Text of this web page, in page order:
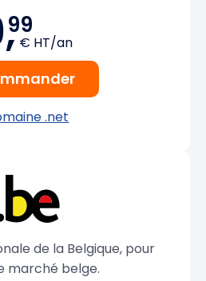
99
€ HT/an
.net
de la Belgique, pour
marché belge.